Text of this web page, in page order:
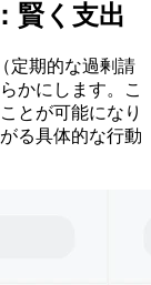
賢く支出
定期的な過剰請
かにします。こ
とが可能になり
る具体的な行動